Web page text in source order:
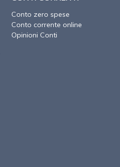
Conto zero spese
Conto corrente online
Opinioni Conti